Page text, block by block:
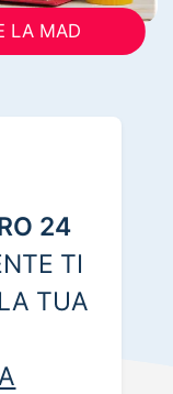
LA MAD
24
TI
TUA